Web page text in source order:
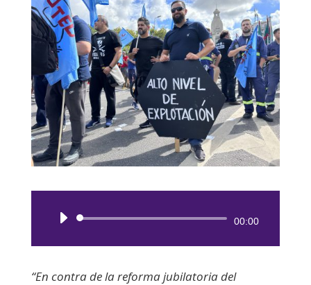
Reproductor
00:00
“En contra de la reforma jubilatoria del